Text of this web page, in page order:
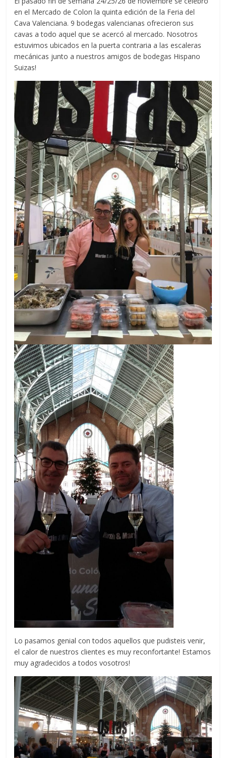
en el Mercado de Colon la quinta edición de la Feria del
Cava Valenciana. 9 bodegas valencianas ofrecieron sus
cavas a todo aquel que se acercó al mercado. Nosotros
estuvimos ubicados en la puerta contraria a las escaleras
mecánicas junto a nuestros amigos de bodegas Hispano
Suizas!
Lo pasamos genial con todos aquellos que pudisteis venir,
el calor de nuestros clientes es muy reconfortante! Estamos
muy agradecidos a todos vosotros!